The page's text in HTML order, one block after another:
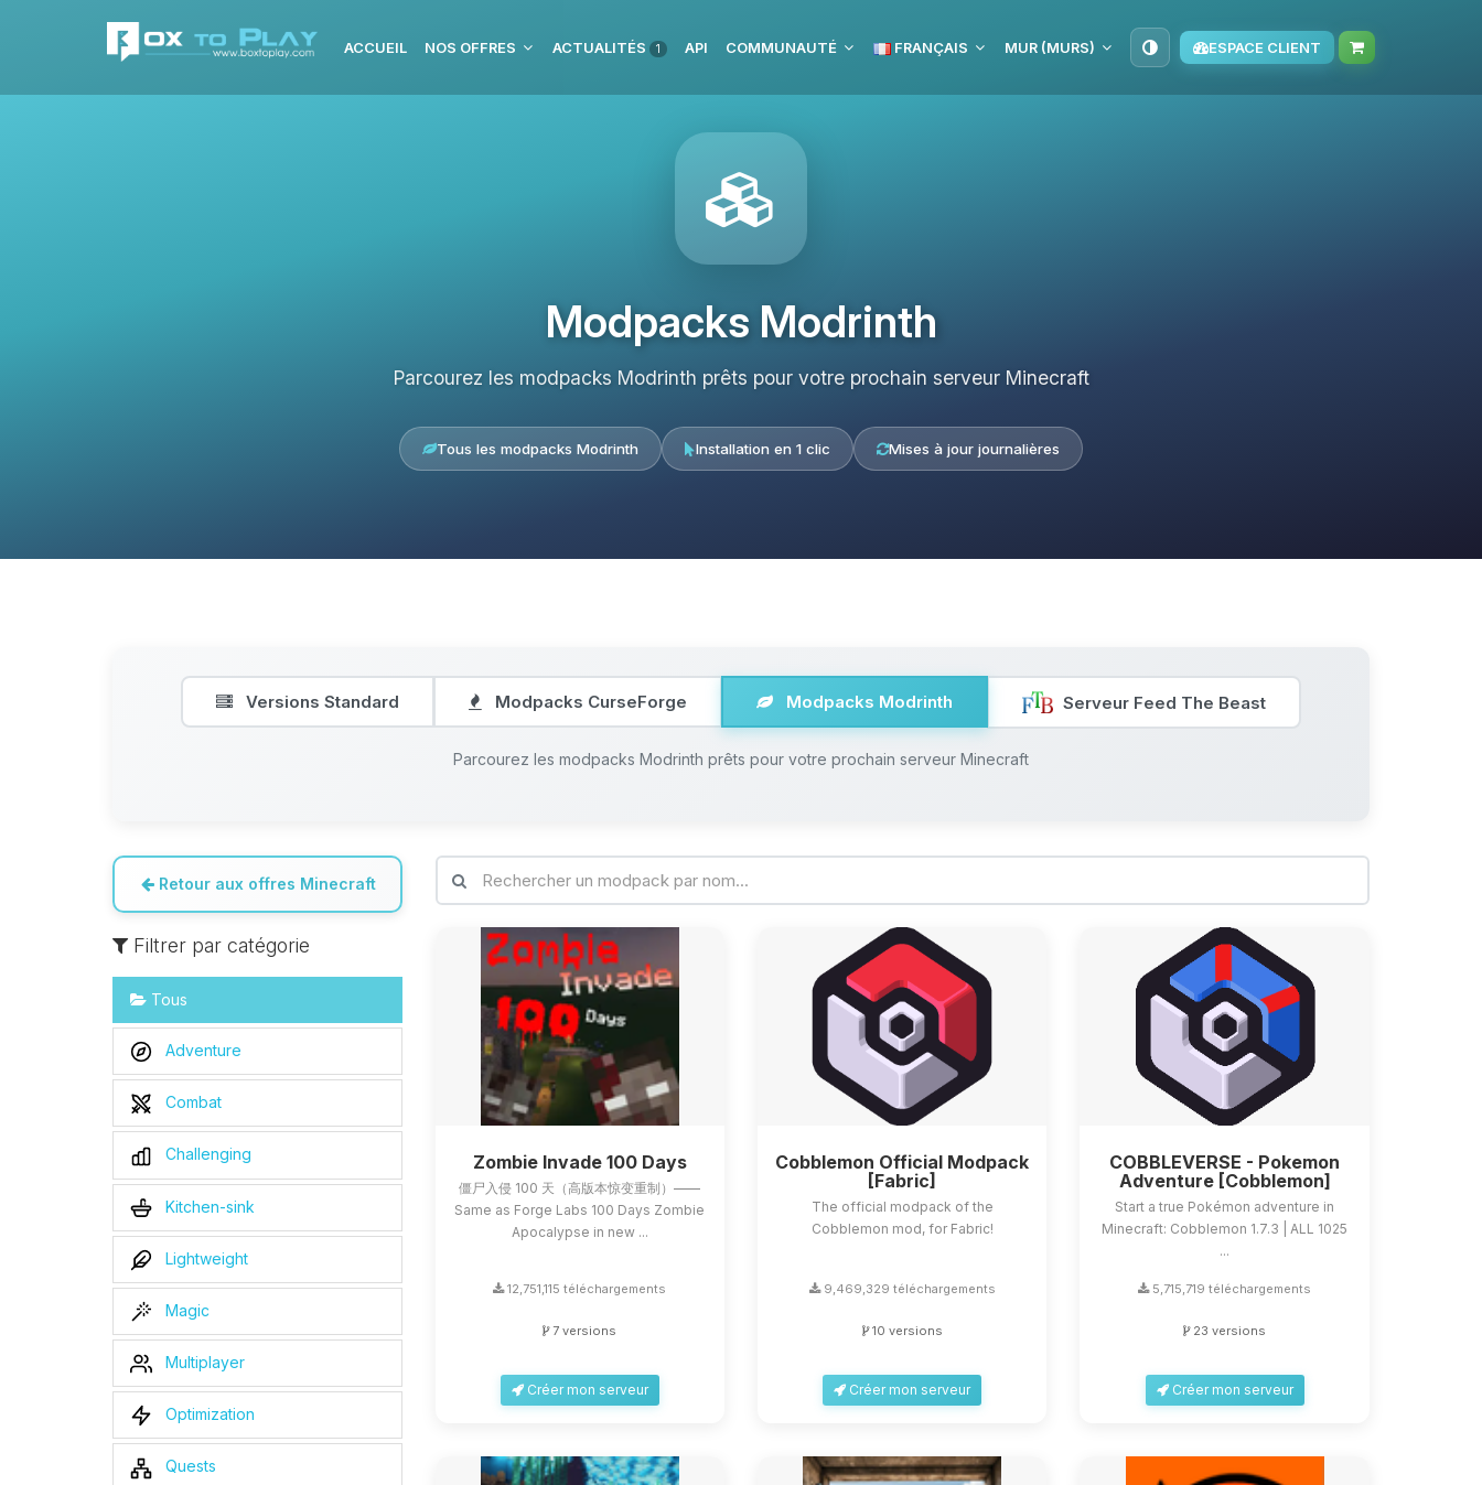
ACCUEIL NOS OFFRES ACTUALITÉS 1 API COMMUNAUTÉ FRANÇAIS MUR (MURS) ESPACE CLIENT
Modpacks Modrinth
Parcourez les modpacks Modrinth prêts pour votre prochain serveur Minecraft
Tous les modpacks Modrinth Installation en 1 clic Mises à jour journalières
Versions Standard Modpacks CurseForge Modpacks Modrinth Serveur Feed The Beast
Parcourez les modpacks Modrinth prêts pour votre prochain serveur Minecraft
Retour aux offres Minecraft
Filtrer par catégorie
Tous
Adventure
Combat
Challenging
Kitchen-sink
Lightweight
Magic
Multiplayer
Optimization
Quests
Zombie Invade 100 Days
僵尸入侵 100 天（高版本惊变重制）——
Same as Forge Labs 100 Days Zombie
Apocalypse in new ...
12,751,115 téléchargements
7 versions
Créer mon serveur
Cobblemon Official Modpack
[Fabric]
The official modpack of the
Cobblemon mod, for Fabric!
9,469,329 téléchargements
10 versions
Créer mon serveur
COBBLEVERSE - Pokemon
Adventure [Cobblemon]
Start a true Pokémon adventure in
Minecraft: Cobblemon 1.7.3 | ALL 1025
...
5,715,719 téléchargements
23 versions
Créer mon serveur